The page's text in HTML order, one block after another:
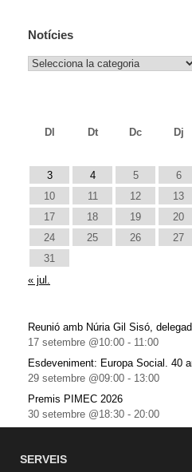
Notícies
Notícies
Dl
Dt Dc Dj
3
4 5 6
10
11 12 13
17
18 19 20
24
25 26 27
31
« jul.
Reunió amb Núria Gil Sisó,
17 setembre @10:00 - 11:00
Esdeveniment: Europa Social. 40
29 setembre @09:00 - 13:00
Premis PIMEC 2026
30 setembre @18:30 - 20:00
SERVEIS